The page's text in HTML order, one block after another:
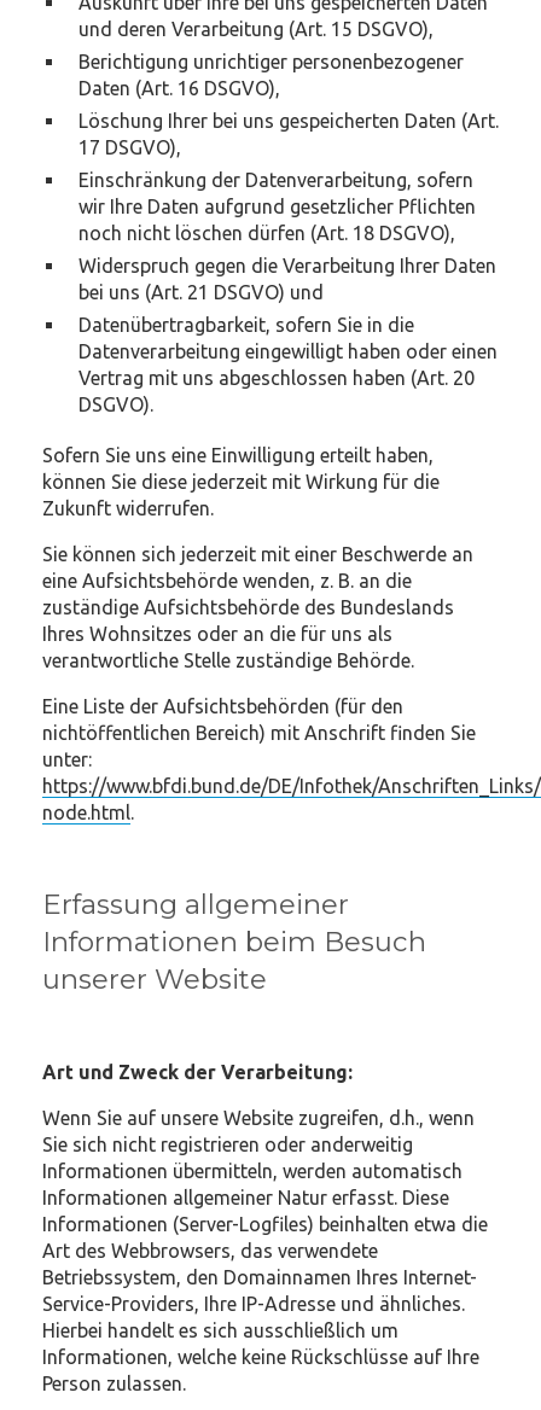
und deren Verarbeitung (Art. 15 DSGVO),
Berichtigung unrichtiger personenbezogener
Daten (Art. 16 DSGVO),
Löschung Ihrer bei uns gespeicherten Daten (Art.
17 DSGVO),
Einschränkung der Datenverarbeitung, sofern
wir Ihre Daten aufgrund gesetzlicher Pflichten
noch nicht löschen dürfen (Art. 18 DSGVO),
Widerspruch gegen die Verarbeitung Ihrer Daten
bei uns (Art. 21 DSGVO) und
Datenübertragbarkeit, sofern Sie in die
Datenverarbeitung eingewilligt haben oder einen
Vertrag mit uns abgeschlossen haben (Art. 20
DSGVO).
Sofern Sie uns eine Einwilligung erteilt haben,
können Sie diese jederzeit mit Wirkung für die
Zukunft widerrufen.
Sie können sich jederzeit mit einer Beschwerde an
eine Aufsichtsbehörde wenden, z. B. an die
zuständige Aufsichtsbehörde des Bundeslands
Ihres Wohnsitzes oder an die für uns als
verantwortliche Stelle zuständige Behörde.
Eine Liste der Aufsichtsbehörden (für den
nichtöffentlichen Bereich) mit Anschrift finden Sie
unter:
https://www.bfdi.bund.de/DE/Infothek/
node.html.
Erfassung allgemeiner
Informationen beim Besuch
unserer Website
Art und Zweck der Verarbeitung:
Wenn Sie auf unsere Website zugreifen, d.h., wenn
Sie sich nicht registrieren oder anderweitig
Informationen übermitteln, werden automatisch
Informationen allgemeiner Natur erfasst. Diese
Informationen (Server-Logfiles) beinhalten etwa die
Art des Webbrowsers, das verwendete
Betriebssystem, den Domainnamen Ihres Internet-
Service-Providers, Ihre IP-Adresse und ähnliches.
Hierbei handelt es sich ausschließlich um
Informationen, welche keine Rückschlüsse auf Ihre
Person zulassen.